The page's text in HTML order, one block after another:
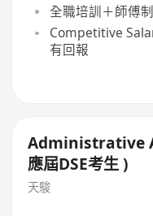
全職培訓＋師傅
Competitive
有回報
Administrative
應屆DSE考生 )
天駿